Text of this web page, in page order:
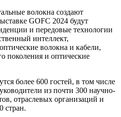
волокна создают
GOFC 2024 будут
и передовые технологии
интеллект,
волокна и кабели,
поколения и оптические
более 600 гостей, в том числе
из почти 300 научно-
отраслевых организаций и
стран.